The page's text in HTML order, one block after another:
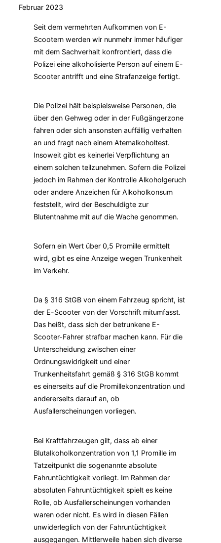
Februar 2023
Seit dem vermehrten Aufkommen von E-
Scootern werden wir nunmehr immer häufiger
mit dem Sachverhalt konfrontiert, dass die
Polizei eine alkoholisierte Person auf einem E-
Scooter antrifft und eine Strafanzeige fertigt.
Die Polizei hält beispielsweise Personen, die
über den Gehweg oder in der Fußgängerzone
fahren oder sich ansonsten auffällig verhalten
an und fragt nach einem Atemalkoholtest.
Insoweit gibt es keinerlei Verpflichtung an
einem solchen teilzunehmen. Sofern die Polizei
jedoch im Rahmen der Kontrolle Alkoholgeruch
oder andere Anzeichen für Alkoholkonsum
feststellt, wird der Beschuldigte zur
Blutentnahme mit auf die Wache genommen.
Sofern ein Wert über 0,5 Promille ermittelt
wird, gibt es eine Anzeige wegen Trunkenheit
im Verkehr.
Da § 316 StGB von einem Fahrzeug spricht, ist
der E-Scooter von der Vorschrift mitumfasst.
Das heißt, dass sich der betrunkene E-
Scooter-Fahrer strafbar machen kann. Für die
Unterscheidung zwischen einer
Ordnungswidrigkeit und einer
Trunkenheitsfahrt gemäß § 316 StGB kommt
es einerseits auf die Promillekonzentration und
andererseits darauf an, ob
Ausfallerscheinungen vorliegen.
Bei Kraftfahrzeugen gilt, dass ab einer
Blutalkoholkonzentration von 1,1 Promille im
Tatzeitpunkt die sogenannte absolute
Fahruntüchtigkeit vorliegt. Im Rahmen der
absoluten Fahruntüchtigkeit spielt es keine
Rolle, ob Ausfallerscheinungen vorhanden
waren oder nicht. Es wird in diesen Fällen
unwiderleglich von der Fahruntüchtigkeit
ausgegangen. Mittlerweile haben sich diverse